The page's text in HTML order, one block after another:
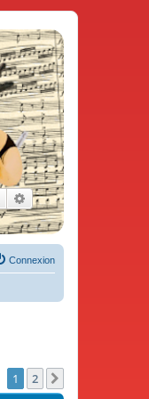
Rechercher
Recherche avancée
Connexion
1 2